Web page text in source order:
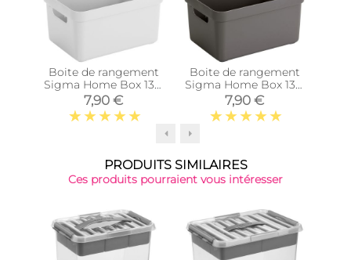
Boite de rangement
Sigma Home Box 13 L
(Blanc)
7,90 €
Boite de rangement
Sigma Home Box 13 L
(Taupe)
7,90 €
PRODUITS SIMILAIRES
Ces produits pourraient vous intéresser